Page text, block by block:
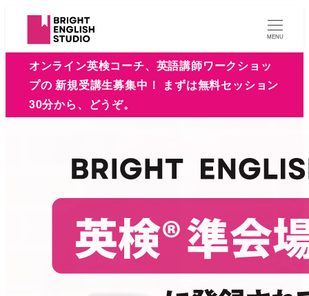
MENU
オンライン英検コーチ、英語講師ワークショッ
プの 新規受講生募集中！ まずは無料セッション
30分から、どうぞ。